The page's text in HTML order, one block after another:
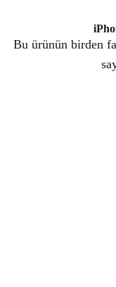
Bu ürünün birden